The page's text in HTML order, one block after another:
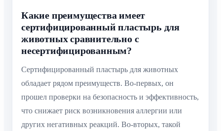
Какие преимущества имеет
сертифицированный пластырь для
животных сравнительно с
несертифицированным?
Сертифицированный пластырь для животных
обладает рядом преимуществ. Во-первых, он
прошел проверки на безопасность и эффективность,
что снижает риск возникновения аллергии или
других негативных реакций. Во-вторых, такой